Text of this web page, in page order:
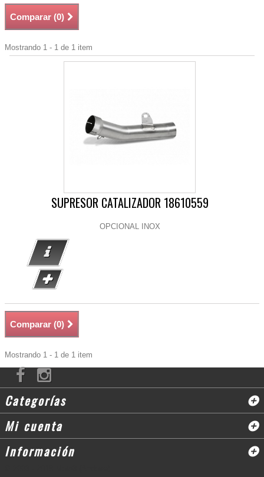
Comparar (0)
Mostrando 1 - 1 de 1 item
SUPRESOR CATALIZADOR 18610559
OPCIONAL INOX
Comparar (0)
Mostrando 1 - 1 de 1 item
Categorías
Mi cuenta
Información